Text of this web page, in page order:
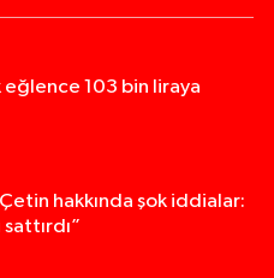
eğlence 103 bin liraya
hakkında şok iddialar:
sattırdı”